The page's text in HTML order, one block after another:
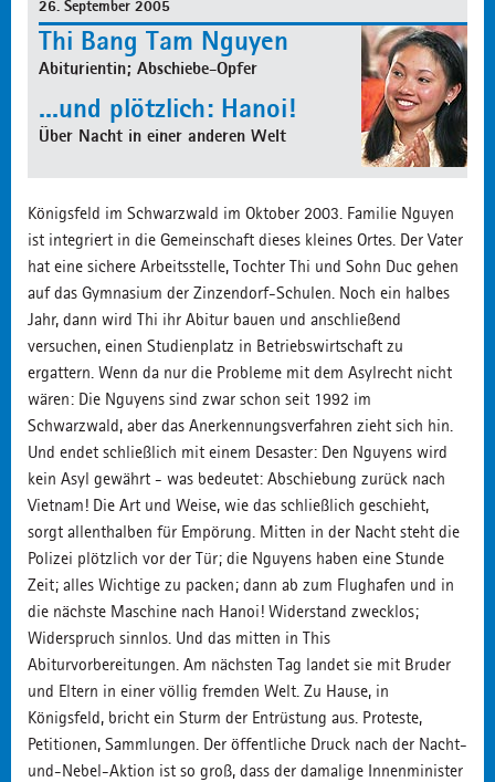
26. September 2005
Thi Bang Tam Nguyen
Abiturientin; Abschiebe-Opfer
...und plötzlich: Hanoi!
Über Nacht in einer anderen Welt
Königsfeld im Schwarzwald im Oktober 2003. Familie Nguyen
ist integriert in die Gemeinschaft dieses kleines Ortes. Der Vater
hat eine sichere Arbeitsstelle, Tochter Thi und Sohn Duc gehen
auf das Gymnasium der Zinzendorf-Schulen. Noch ein halbes
Jahr, dann wird Thi ihr Abitur bauen und anschließend
versuchen, einen Studienplatz in Betriebswirtschaft zu
ergattern. Wenn da nur die Probleme mit dem Asylrecht nicht
wären: Die Nguyens sind zwar schon seit 1992 im
Schwarzwald, aber das Anerkennungsverfahren zieht sich hin.
Und endet schließlich mit einem Desaster: Den Nguyens wird
kein Asyl gewährt - was bedeutet: Abschiebung zurück nach
Vietnam! Die Art und Weise, wie das schließlich geschieht,
sorgt allenthalben für Empörung. Mitten in der Nacht steht die
Polizei plötzlich vor der Tür; die Nguyens haben eine Stunde
Zeit; alles Wichtige zu packen; dann ab zum Flughafen und in
die nächste Maschine nach Hanoi! Widerstand zwecklos;
Widerspruch sinnlos. Und das mitten in This
Abiturvorbereitungen. Am nächsten Tag landet sie mit Bruder
und Eltern in einer völlig fremden Welt. Zu Hause, in
Königsfeld, bricht ein Sturm der Entrüstung aus. Proteste,
Petitionen, Sammlungen. Der öffentliche Druck nach der Nacht-
und-Nebel-Aktion ist so groß, dass der damalige Innenminister